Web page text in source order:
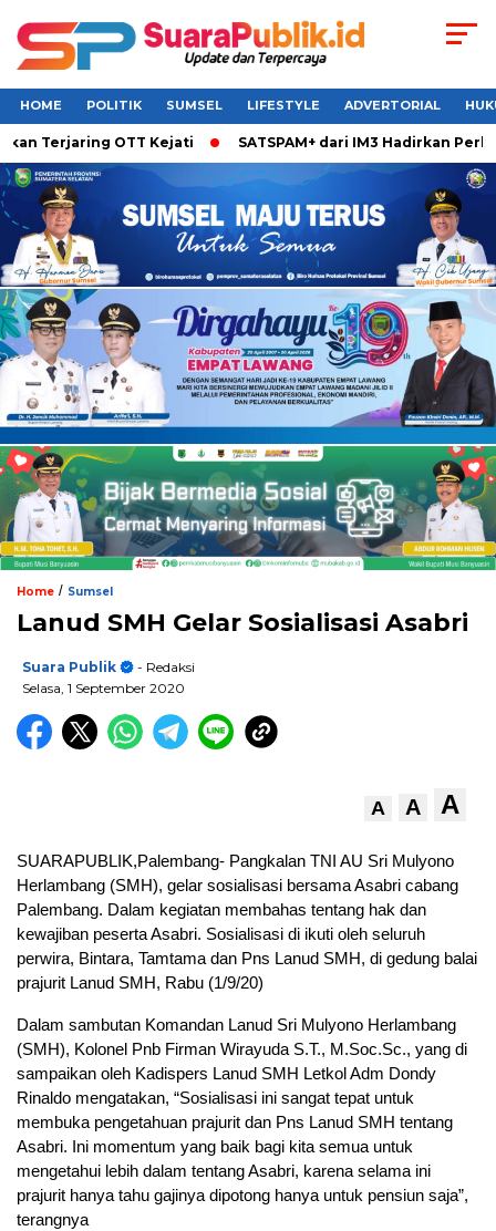
HOME POLITIK SUMSEL LIFESTYLE ADVERTORIAL
OTT Kejati SATSPAM+ dari IM3 Hadirkan
Home / Sumsel
Lanud SMH Gelar Sosialisasi Asabri
Suara Publik
- Redaksi
Selasa, 1 September 2020
A A A
SUARAPUBLIK,Palembang- Pangkalan TNI AU Sri Mulyono
Herlambang (SMH), gelar sosialisasi bersama Asabri cabang
Palembang. Dalam kegiatan membahas tentang hak dan
kewajiban peserta Asabri. Sosialisasi di ikuti oleh seluruh
perwira, Bintara, Tamtama dan Pns Lanud SMH, di gedung balai
prajurit Lanud SMH, Rabu (1/9/20)
Dalam sambutan Komandan Lanud Sri Mulyono Herlambang
(SMH), Kolonel Pnb Firman Wirayuda S.T., M.Soc.Sc., yang di
sampaikan oleh Kadispers Lanud SMH Letkol Adm Dondy
Rinaldo mengatakan, “Sosialisasi ini sangat tepat untuk
membuka pengetahuan prajurit dan Pns Lanud SMH tentang
Asabri. Ini momentum yang baik bagi kita semua untuk
mengetahui lebih dalam tentang Asabri, karena selama ini
prajurit hanya tahu gajinya dipotong hanya untuk pensiun saja”,
terangnya